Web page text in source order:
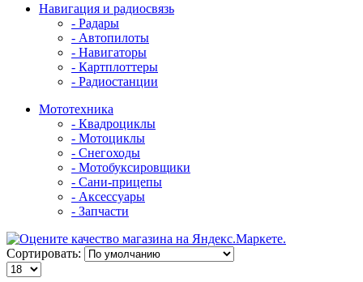
Навигация и радиосвязь
- Радары
- Автопилоты
- Навигаторы
- Картплоттеры
- Радиостанции
Мототехника
- Квадроциклы
- Мотоциклы
- Снегоходы
- Мотобуксировщики
- Сани-прицепы
- Аксессуары
- Запчасти
Сортировать: